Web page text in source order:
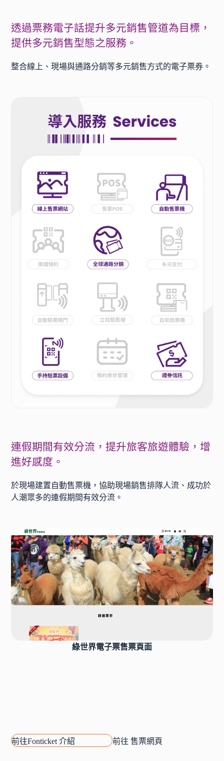
透過票務電子話提升多元銷售管道為目標，
提供多元銷售型態之服務。
整合線上、現場與通路分銷等多元銷售方式的電子票券。
連假期間有效分流，提升旅客旅遊體驗，增
進好感度。
於現場建置自動售票機，協助現場銷售排隊人流、成功於
人潮眾多的連假期間有效分流。
綠世界電子票售票頁面
前往Fonticket 介紹 前往 售票網頁